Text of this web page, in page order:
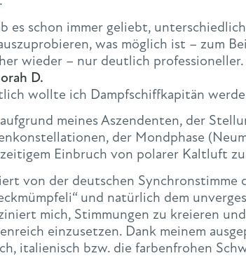
es schon immer geliebt,
was möglich ist – zum
wieder – nur deutlich professioneller.
wollte ich Dampfschiffkapitän
meines Aszendenten, der
der Mondphase
Einbruch von polarer Kaltluft
von der deutschen Synchronstimme
und natürlich dem
mich, Stimmungen zu kreieren
einzusetzen. Dank meinem
italienisch bzw. die farbenfrohen